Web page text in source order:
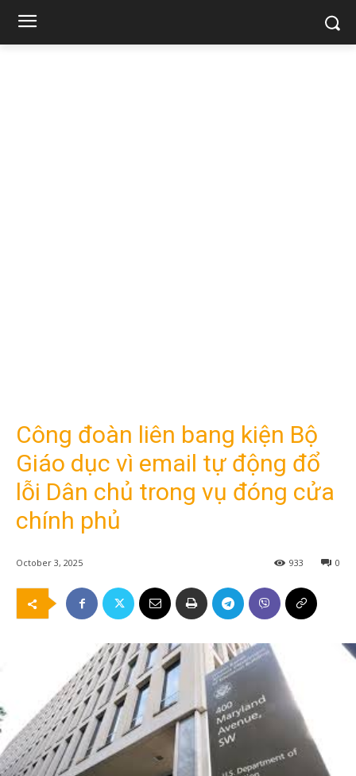
Công đoàn liên bang kiện Bộ
Giáo dục vì email tự động đổ
lỗi Dân chủ trong vụ đóng cửa
chính phủ
October 3, 2025 0
933